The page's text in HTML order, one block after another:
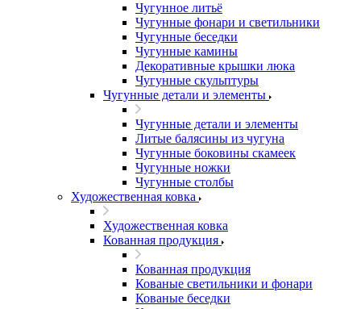
Чугунное литьё
Чугунные фонари и светильники
Чугунные беседки
Чугунные камины
Декоративные крышки люка
Чугунные скульптуры
Чугунные детали и элементы
Чугунные детали и элементы
Литые балясины из чугуна
Чугунные боковины скамеек
Чугунные ножки
Чугунные столбы
Художественная ковка
Художественная ковка
Кованная продукция
Кованная продукция
Кованые светильники и фонари
Кованые беседки